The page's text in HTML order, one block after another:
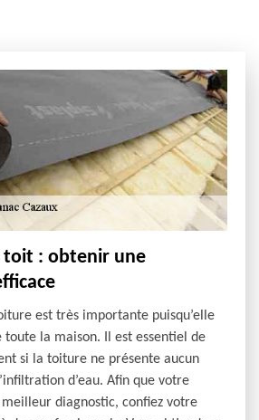
toit : obtenir une
est très importante puisqu’elle
la maison. Il est essentiel de
si la toiture ne présente aucun
d’eau. Afin que votre
diagnostic, confiez votre